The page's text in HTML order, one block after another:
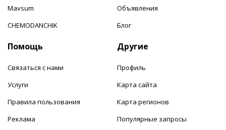
Mavsum
CHEMODANCHIK
Объявления
Блог
Помощь
Связаться с нами
Услуги
Правила пользования
Реклама
Другие
Профиль
Карта сайта
Карта регионов
Популярные запросы